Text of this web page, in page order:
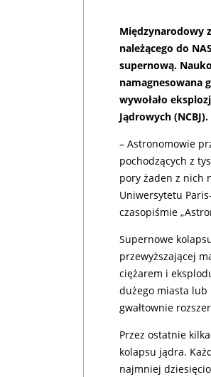
Międzynarodowy
należącego do
supernową.
namagnesowana
wywołało
Jądrowych (NCBJ).
– Astronomowie
pochodzących z
pory żaden z nich
Uniwersytetu
czasopiśmie
Supernowe
przewyższającej
ciężarem i
dużego miasta lub
gwałtownie
Przez ostatnie
kolapsu jądra.
najmniej